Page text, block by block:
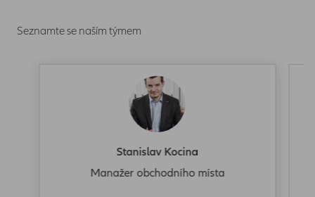
Seznamte se naším týmem
Stanislav Kocina
Manažer obchodního místa